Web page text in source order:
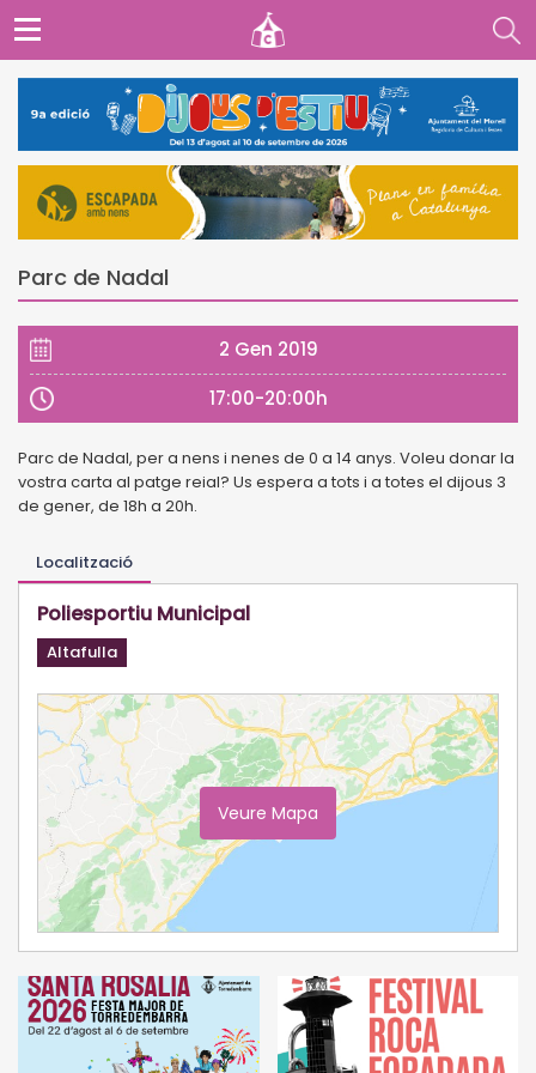
Parc de Nadal
2 Gen 2019
17:00-20:00h
Parc de Nadal, per a nens i nenes de 0 a 14 anys. Voleu donar la
vostra carta al patge reial? Us espera a tots i a totes el dijous 3
de gener, de 18h a 20h.
Localització
Poliesportiu Municipal
Altafulla
Veure Mapa